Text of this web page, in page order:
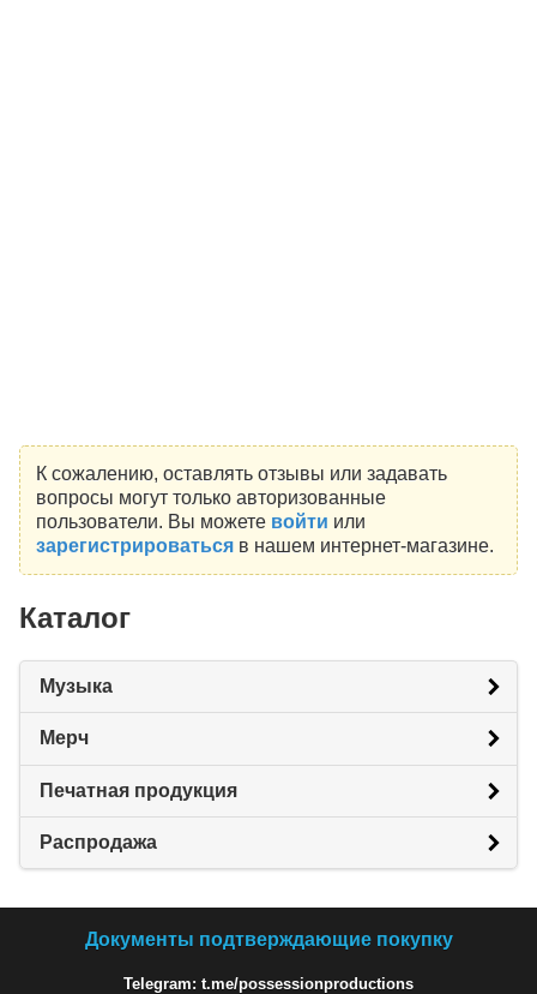
К сожалению, оставлять отзывы или задавать
вопросы могут только авторизованные
пользователи. Вы можете войти или
зарегистрироватьсяв нашем интернет-магазине.
Каталог
Музыка
Мерч
Печатная продукция
Распродажа
Документы подтверждающие покупку
Telegram: t.me/possessionproductions